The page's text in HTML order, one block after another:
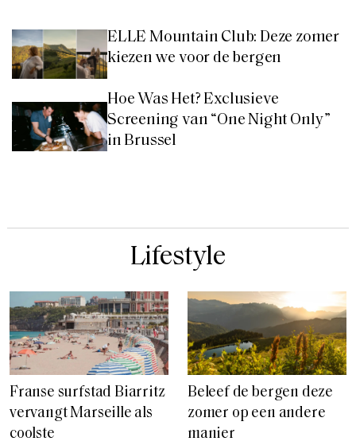
ELLE Mountain Club: Deze zomer
kiezen we voor de bergen
Hoe Was Het? Exclusieve
Screening van “One Night Only”
in Brussel
Lifestyle
Franse surfstad Biarritz
vervangt Marseille als
coolste
Beleef de bergen deze
zomer op een andere
manier